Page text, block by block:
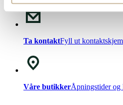
Ta kontaktFyll ut
Våre butikkerÅpningstider